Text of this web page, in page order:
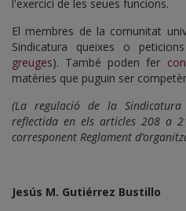
l'exercici de les seues funcions.
El membres de la comunitat
Sindicatura queixes o
greuges). També poden fer
matèries que puguin ser
(La regulació de la
reflectida en els articles 208 a
corresponent Reglament
Jesús M. Gutiérrez Bustillo